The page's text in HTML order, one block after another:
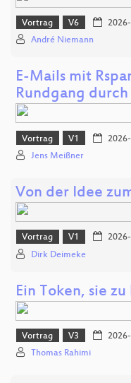
Vortrag V6
André Niemann
E-Mails mit
Rundgang
Vortrag V1
Jens Meißner
Von der Idee
Vortrag V1
Dirk Deimeke
Ein Token, sie
Vortrag V3
Thomas Rahimi